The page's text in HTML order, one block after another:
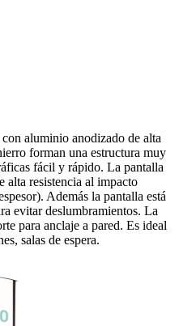
aluminio anodizado de alta
forman una estructura muy
fácil y rápido. La pantalla
alta resistencia al impacto
Además la pantalla está
evitar deslumbramientos. La
para anclaje a pared. Es ideal
salas de espera.